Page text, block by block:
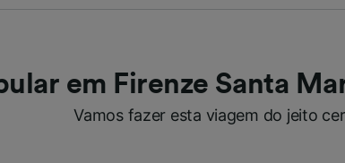
em Firenze Santa
Vamos fazer esta viagem do jeito